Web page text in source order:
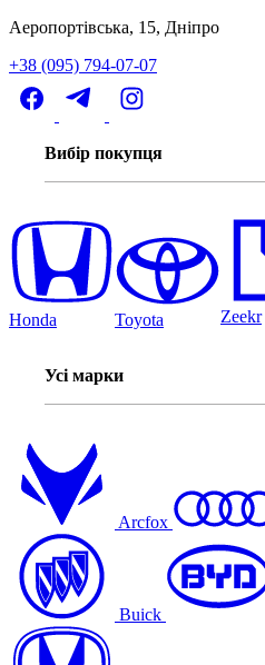
Аеропортівська, 15, Дніпро
+38 (095) 794-07-07
Вибір покупця
Honda Toyota Zeekr
Усі марки
Arcfox
Buick